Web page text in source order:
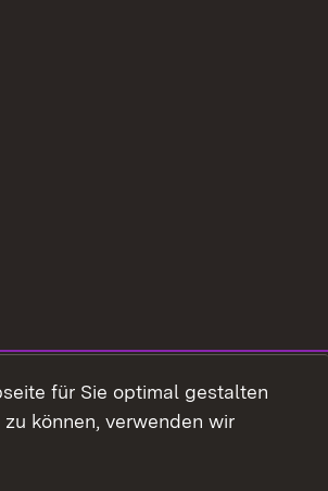
für Sie optimal gestalten
können, verwenden wir